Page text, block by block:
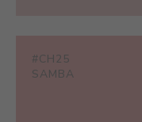
#CH25
SAMBA